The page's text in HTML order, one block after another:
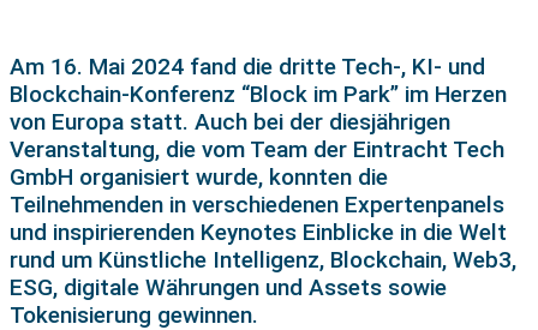
Am 16. Mai 2024 fand die dritte Tech-, KI- und
Blockchain-Konferenz “Block im Park” im Herzen
von Europa statt. Auch bei der diesjährigen
Veranstaltung, die vom Team der Eintracht Tech
GmbH organisiert wurde, konnten die
Teilnehmenden in verschiedenen Expertenpanels
und inspirierenden Keynotes Einblicke in die Welt
rund um Künstliche Intelligenz, Blockchain, Web3,
ESG, digitale Währungen und Assets sowie
Tokenisierung gewinnen.